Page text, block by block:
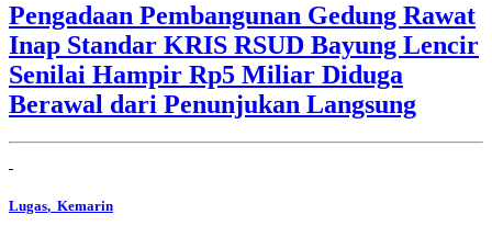
Pengadaan Pembangunan Gedung Rawat
Inap Standar KRIS RSUD Bayung Lencir
Senilai Hampir Rp5 Miliar Diduga
Berawal dari Penunjukan Langsung
Lugas, Kemarin